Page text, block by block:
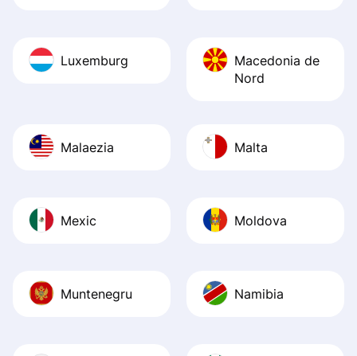
Luxemburg
Macedonia de
Nord
Malaezia Malta
Mexic Moldova
Muntenegru Namibia